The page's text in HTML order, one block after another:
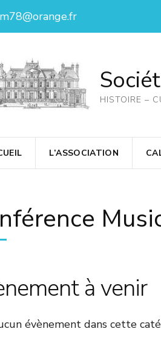
HISTOIRE –
L’ASSOCIATION
à venir
évènement dans cette